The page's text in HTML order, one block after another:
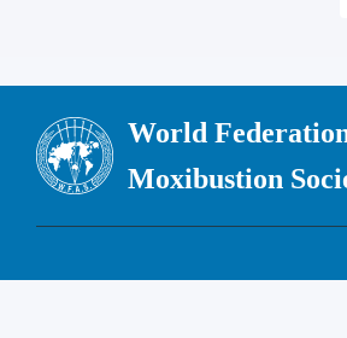
World
Moxibustion